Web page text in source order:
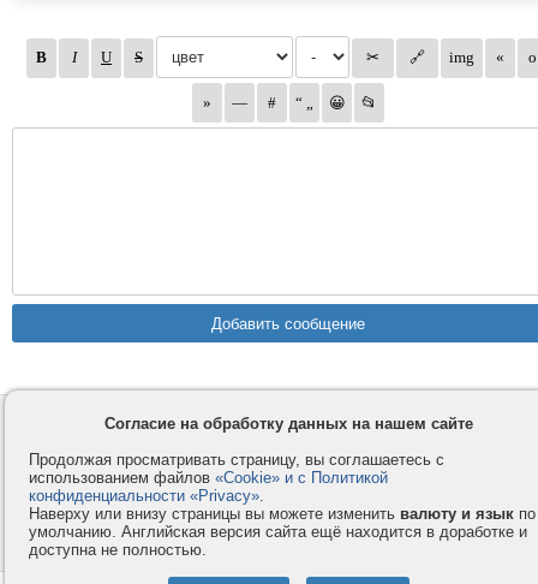
Контакты
Privacy и Cookie
Услуги
Как оплатить
Помощь
Форумы
© 2008-2026VMESTE.EU - Все права защищены.
Согласие на обработку данных на нашем сайте
Продолжая просматривать страницу, вы соглашаетесь с
использованием файлов «Cookie» и с Политикой
конфиденциальности «Privacy».
Наверху или внизу страницы вы можете изменить валюту и язык по
умолчанию. Английская версия сайта ещё находится в доработке и
доступна не полностью.